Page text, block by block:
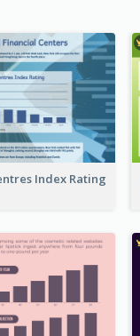
Index Rating